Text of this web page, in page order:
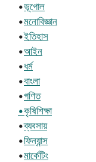
•ভূগোল
•মনোবিজ্ঞান
•ইতিহাস
•আইন
•ধর্ম
•বাংলা
•গণিত
•কৃষিশিক্ষা
•ব্যবসায়
•ফিন্যান্স
•মার্কেটিং